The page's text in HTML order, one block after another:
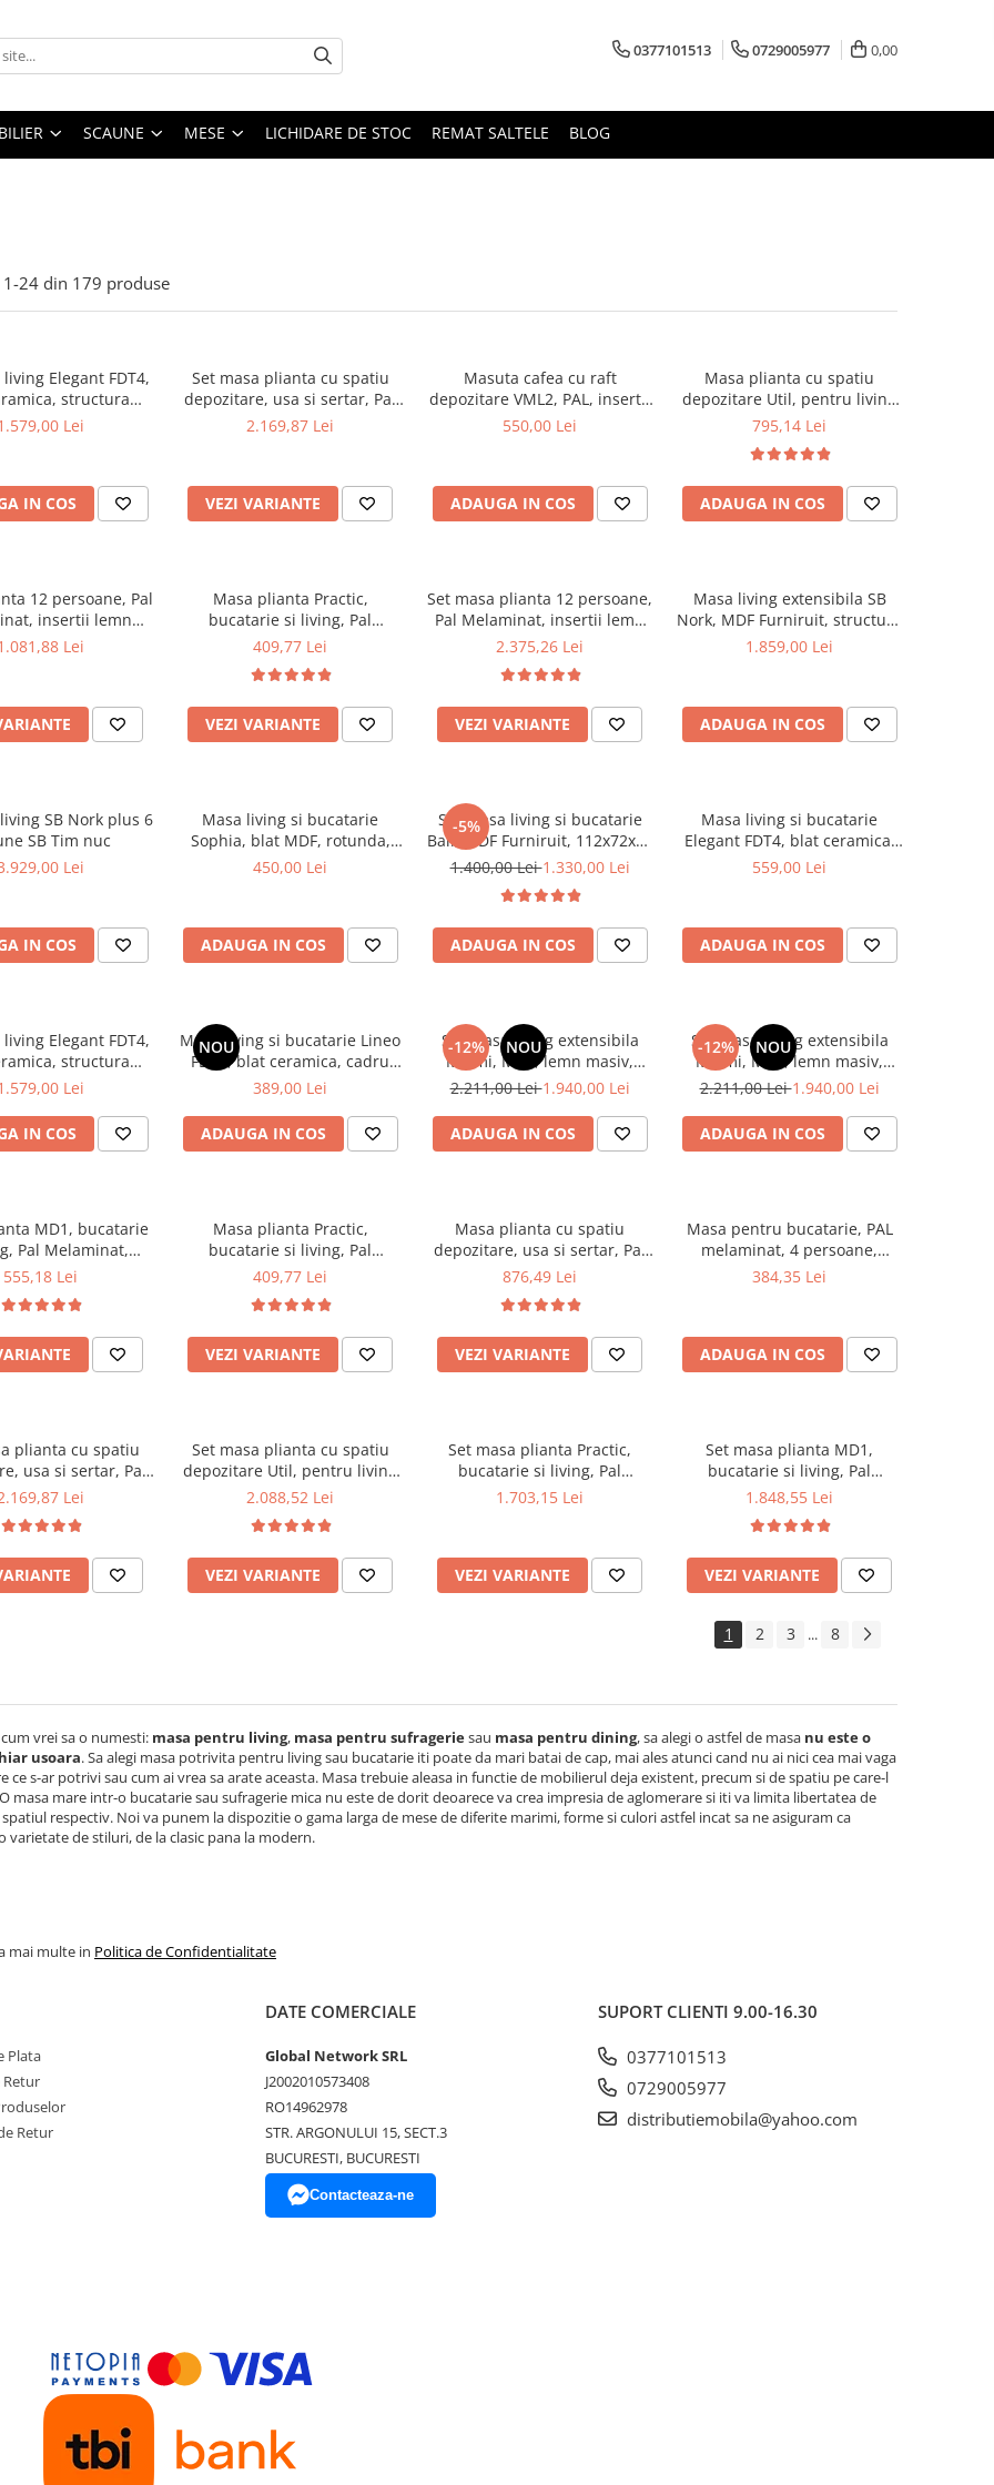
0377101513 0729005977 0,00
SCAUNE MESE LICHIDARE DE STOC REMAT SALTELE BLOG
1-24 din 179 produse
Elegant FDT4,
structura
140x80x75 cm,
bej
Lei
IN COS
Set masa plianta cu spatiu
depozitare, usa si sertar, Pal
Melaminat, 160x96x80 cm si 6
2.169,87 Lei
VEZI VARIANTE
Masuta cafea cu raft
depozitare VML2, PAL, insertii
MDF, 125x65x53 cm, Nuc
550,00 Lei
ADAUGA IN COS
Masa plianta cu spatiu
depozitare Util, pentru living
si bucatarie, PAL, structura
persoane, 160x96x80 cm, fag
795,14 Lei
ADAUGA IN COS
12 persoane, Pal
insertii lemn
cuplare blat,
Lei
Masa plianta Practic,
bucatarie si living, Pal
Melaminat, insertii lemn
rotunjite, 120x74x75 cm,
wenge
409,77 Lei
VEZI VARIANTE
Set masa plianta 12 persoane,
Pal Melaminat, insertii lemn
masiv, 274x75x78 cm si 6
ecologica, nuc
2.375,26 Lei
VEZI VARIANTE
Masa living extensibila SB
Nork, MDF Furniruit, structura
lemn masiv, 8 persoane, 198-
1.859,00 Lei
ADAUGA IN COS
SB Nork plus 6
SB Tim nuc
Lei
IN COS
Masa living si bucatarie
Sophia, blat MDF, rotunda,
structura lemn masiv, 4
450,00 Lei
ADAUGA IN COS
-5%
Set masa living si bucatarie
Bali, MDF Furniruit, 112x72x74
cm si 4 scaune Vienna, lemn
nuc
1.400,00 Lei1.330,00 Lei
ADAUGA IN COS
Masa living si bucatarie
Elegant FDT4, blat ceramica,
cadru metalic, 6 persoane,
559,00 Lei
ADAUGA IN COS
Elegant FDT4,
structura
140x80x75 cm,
catifea, 90 kg, gri
Lei
IN COS
NOU
Masa living si bucatarie Lineo
FDT1, blat ceramica, cadru
metalic, 6 persoane,
389,00 Lei
ADAUGA IN COS
-12% NOU
Set masa living extensibila
Miami, MDF, lemn masiv,
120/150 x 80 x 73.8 cm si 6
94x49x40 cm, nuc/maro
2.211,00 Lei1.940,00 Lei
ADAUGA IN COS
-12% NOU
Set masa living extensibila
Miami, MDF, lemn masiv,
120/150 x 80 x 73.8 cm si 6
94x49x40 cm, alb/gri
2.211,00 Lei1.940,00 Lei
ADAUGA IN COS
MD1, bucatarie
Pal Melaminat,
6 persoane,
555,18 Lei
Masa plianta Practic,
bucatarie si living, Pal
Melaminat, insertii lemn
rotunjite, 120x74x75 cm,
stejar sonoma
409,77 Lei
VEZI VARIANTE
Masa plianta cu spatiu
depozitare, usa si sertar, Pal
Melaminat, structura lemn
160x96x80 cm, fag
876,49 Lei
VEZI VARIANTE
Masa pentru bucatarie, PAL
melaminat, 4 persoane,
100x60x73 cm, stejar
384,35 Lei
ADAUGA IN COS
plianta cu spatiu
usa si sertar, Pal
160x96x80 cm si 6
ecologica, fag
Lei
Set masa plianta cu spatiu
depozitare Util, pentru living
si bucatarie, PAL, structura
160x96x80 cm si 6 scaune
pliante, tapitate, piele
ecologica, fag
2.088,52 Lei
VEZI VARIANTE
Set masa plianta Practic,
bucatarie si living, Pal
Melaminat, insertii lemn
pliante, tapitate, piele
ecologica, fag
1.703,15 Lei
VEZI VARIANTE
Set masa plianta MD1,
bucatarie si living, Pal
Melaminat, colturi rotunjite, 6
scaune pliante lemn, tapitate
cu piele ecologica, fag
1.848,55 Lei
VEZI VARIANTE
1 2 3 ... 8
vrei sa o numesti: masa pentru living, masa pentru sufrageriesau masa pentru dining, sa alegi o astfel de masa nu este o
usoara.Sa alegi masa potrivita pentru living sau bucatarie iti poate da mari batai de cap, mai ales atunci cand nu ai nici cea mai vaga
ce s-ar potrivi sau cum ai vrea sa arate aceasta. Masa trebuie aleasa in functie de mobilierul deja existent, precum si de spatiu pe care-l
masa mare intr-o bucatarie sau sufragerie mica nu este de dorit deoarece va crea impresia de aglomerare si iti va limita libertatea de
respectiv. Noi va punem la dispozitie o gama larga de mese de diferite marimi, forme si culori astfel incat sa ne asiguram ca
varietate de stiluri, de la clasic pana la modern.
mai multe in Politica de Confidentialitate
Plata
Retur
Retur
DATE COMERCIALE
Global Network SRL
J2002010573408
RO14962978
STR. ARGONULUI 15, SECT.3
BUCURESTI, BUCURESTI
Contacteaza-ne
SUPORT CLIENTI 9.00-16.30
0377101513
0729005977
distributiemobila@yahoo.com